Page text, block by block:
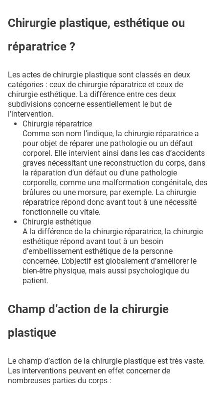
Chirurgie plastique, esthétique ou
réparatrice ?
Les actes de chirurgie plastique sont classés en deux
catégories : ceux de chirurgie réparatrice et ceux de
chirurgie esthétique. La différence entre ces deux
subdivisions concerne essentiellement le but de
l’intervention.
Chirurgie réparatrice
Comme son nom l’indique, la chirurgie réparatrice a
pour objet de réparer une pathologie ou un défaut
corporel. Elle intervient ainsi dans les cas d’accidents
graves nécessitant une reconstruction du corps, dans
la réparation d’un défaut ou d’une pathologie
corporelle, comme une malformation congénitale, des
brûlures ou une morsure, par exemple. La chirurgie
réparatrice répond donc avant tout à une nécessité
fonctionnelle ou vitale.
Chirurgie esthétique
A la différence de la chirurgie réparatrice, la chirurgie
esthétique répond avant tout à un besoin
d’embellissement esthétique de la personne
concernée. L’objectif est globalement d’améliorer le
bien-être physique, mais aussi psychologique du
patient.
Champ d’action de la chirurgie
plastique
Le champ d’action de la chirurgie plastique est très vaste.
Les interventions peuvent en effet concerner de
nombreuses parties du corps :